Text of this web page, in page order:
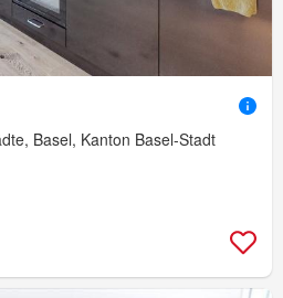
Basel, Kanton Basel-Stadt